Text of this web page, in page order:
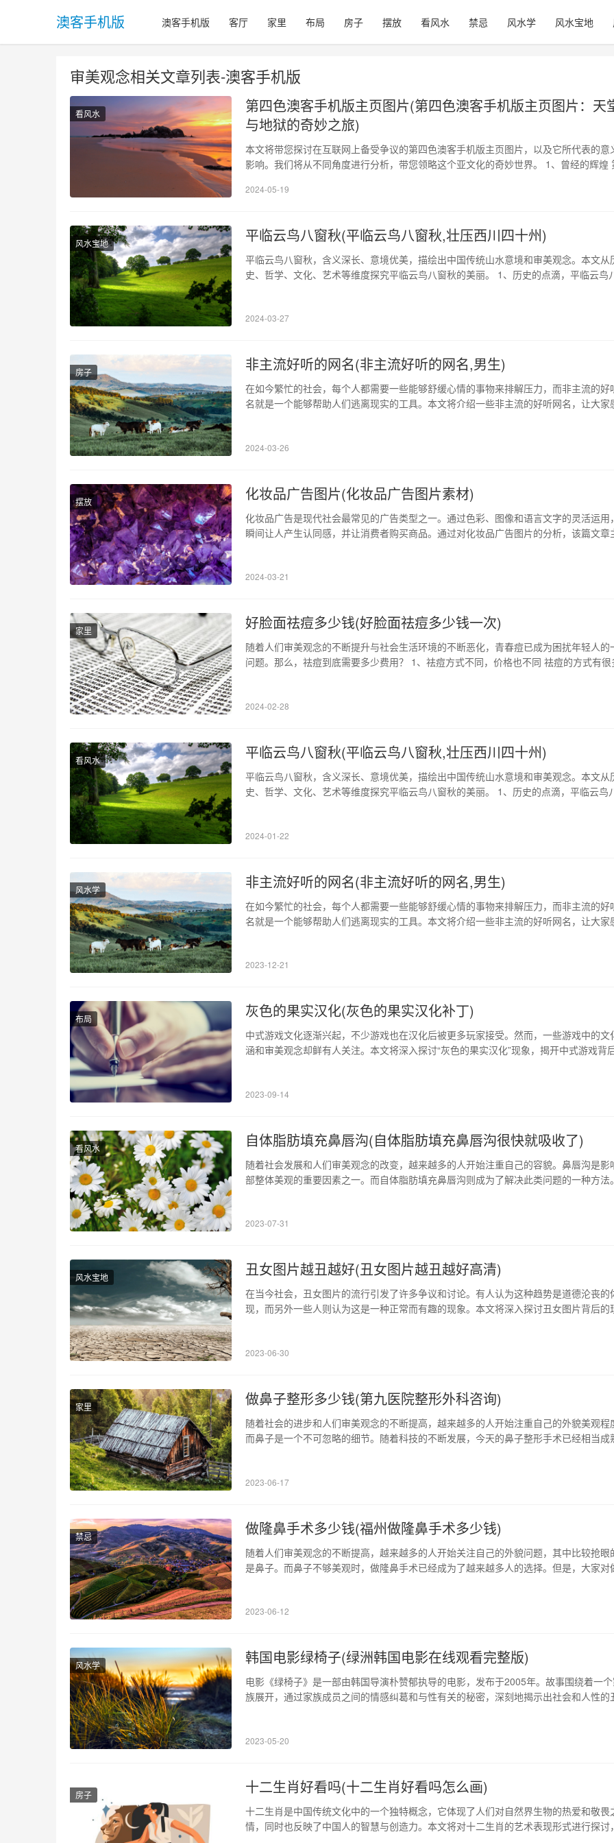
澳客手机版 澳客手机版 客厅 家里 布局 房子 摆放 看风水 禁忌 风水学 风水宝地
审美观念相关文章列表-澳客手机版
看风水
第四色澳客手机版主页图片(第四色澳客手机版主页图片：天
与地狱的奇妙之旅)
本文将带您探讨在互联网上备受争议的第四色澳客手机版主页图片，以及它所代表的意
影响。我们将从不同角度进行分析，带您领略这个亚文化的奇妙世界。 1、曾经的辉煌
肉感为特点。它曾经在互联网上掀起过一股风潮，被认为是中国非常独特的亚文化。它
2024-05-19
风水宝地 平临云鸟八窗秋(平临云鸟八窗秋,壮压西川四十州)
平临云鸟八窗秋，含义深长、意境优美，描绘出中国传统山水意境和审美观念。本文从
史、哲学、文化、艺术等维度探究平临云鸟八窗秋的美丽。 1、历史的点滴，平临云鸟
八窗秋的历史典故和演变过程。 2、哲学的…
2024-03-27
房子 非主流好听的网名(非主流好听的网名,男生)
在如今繁忙的社会，每个人都需要一些能够舒缓心情的事物来排解压力，而非主流的好
名就是一个能够帮助人们逃离现实的工具。本文将介绍一些非主流的好听网名，让大家
同，呈现出独特的审美观念和视觉效果的…
2024-03-26
摆放 化妆品广告图片(化妆品广告图片素材)
化妆品广告是现代社会最常见的广告类型之一。通过色彩、图像和语言文字的灵活运用
瞬间让人产生认同感，并让消费者购买商品。通过对化妆品广告图片的分析，该篇文章
实，如柔和的光线、美女和帅哥模特的表情…
2024-03-21
家里 好脸面祛痘多少钱(好脸面祛痘多少钱一次)
随着人们审美观念的不断提升与社会生活环境的不断恶化，青春痘已成为困扰年轻人的
问题。那么，祛痘到底需要多少费用？ 1、祛痘方式不同，价格也不同 祛痘的方式有很
式时，需要根据自己的情况进行选择。 2…
2024-02-28
看风水 平临云鸟八窗秋(平临云鸟八窗秋,壮压西川四十州)
平临云鸟八窗秋，含义深长、意境优美，描绘出中国传统山水意境和审美观念。本文从
史、哲学、文化、艺术等维度探究平临云鸟八窗秋的美丽。 1、历史的点滴，平临云鸟
八窗秋的历史典故和演变过程。 2、哲学的…
2024-01-22
风水学 非主流好听的网名(非主流好听的网名,男生)
在如今繁忙的社会，每个人都需要一些能够舒缓心情的事物来排解压力，而非主流的好
名就是一个能够帮助人们逃离现实的工具。本文将介绍一些非主流的好听网名，让大家
同，呈现出独特的审美观念和视觉效果的…
2023-12-21
布局 灰色的果实汉化(灰色的果实汉化补丁)
中式游戏文化逐渐兴起，不少游戏也在汉化后被更多玩家接受。然而，一些游戏中的文
涵和审美观念却鲜有人关注。本文将深入探讨“灰色的果实汉化”现象，揭开中式游戏背
世界观独特的中式游戏。这些游戏多半…
2023-09-14
看风水 自体脂肪填充鼻唇沟(自体脂肪填充鼻唇沟很快就吸收了)
随着社会发展和人们审美观念的改变，越来越多的人开始注重自己的容貌。鼻唇沟是影
部整体美观的重要因素之一。而自体脂肪填充鼻唇沟则成为了解决此类问题的一种方法
系列特殊处理后，注射到受访部位进行填…
2023-07-31
风水宝地 丑女图片越丑越好(丑女图片越丑越好高清)
在当今社会，丑女图片的流行引发了许多争议和讨论。有人认为这种趋势是道德沦丧的
现，而另外一些人则认为这是一种正常而有趣的现象。本文将深入探讨丑女图片背后的
都有权利上传自己的图片作品，这为丑女图片…
2023-06-30
家里 做鼻子整形多少钱(第九医院整形外科咨询)
随着社会的进步和人们审美观念的不断提高，越来越多的人开始注重自己的外貌美观程
而鼻子是一个不可忽略的细节。随着科技的不断发展，今天的鼻子整形手术已经相当成
大的区别。微整型一般用于完善鼻子的细节问…
2023-06-17
禁忌 做隆鼻手术多少钱(福州做隆鼻手术多少钱)
随着人们审美观念的不断提高，越来越多的人开始关注自己的外貌问题，其中比较抢眼
是鼻子。而鼻子不够美观时，做隆鼻手术已经成为了越来越多人的选择。但是，大家对
隆鼻方式等等，每一种因素都会对隆鼻手术…
2023-06-12
风水学 韩国电影绿椅子(绿洲韩国电影在线观看完整版)
电影《绿椅子》是一部由韩国导演朴赞郁执导的电影，发布于2005年。故事围绕着一
族展开，通过家族成员之间的情感纠葛和与性有关的秘密，深刻地揭示出社会和人性的
庭成员在审美观念和人生经历上的冲突…
2023-05-20
房子 十二生肖好看吗(十二生肖好看吗怎么画)
十二生肖是中国传统文化中的一个独特概念，它体现了人们对自然界生物的热爱和敬畏
情，同时也反映了中国人的智慧与创造力。本文将对十二生肖的艺术表现形式进行探讨